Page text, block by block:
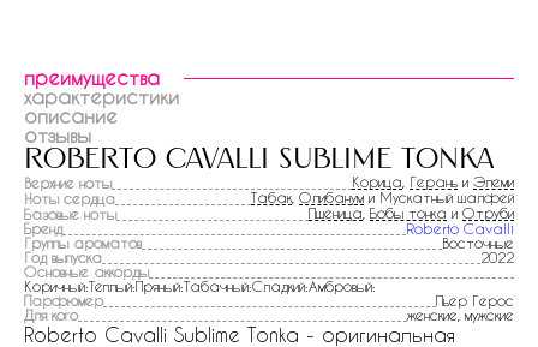
преимущества
характеристики
описание
отзывы
roberto cavalli sublime tonka
Верхние ноты Корица Герань и Элеми
Ноты сердца
Табак Олибанум и Мускатный шалфей
Базовые ноты
Пшеница Бобы тонка и Отруби
Бренд
Roberto Cavalli
Группы ароматов
Восточные
Год выпуска
2022
Основные аккорды
Коричный:Теплый:Пряный:Табачный:Сладкий:Амбровый:
Парфюмер
Пьер Герос
Для кого
женские, мужские
Roberto Cavalli Sublime Tonka - оригинальная